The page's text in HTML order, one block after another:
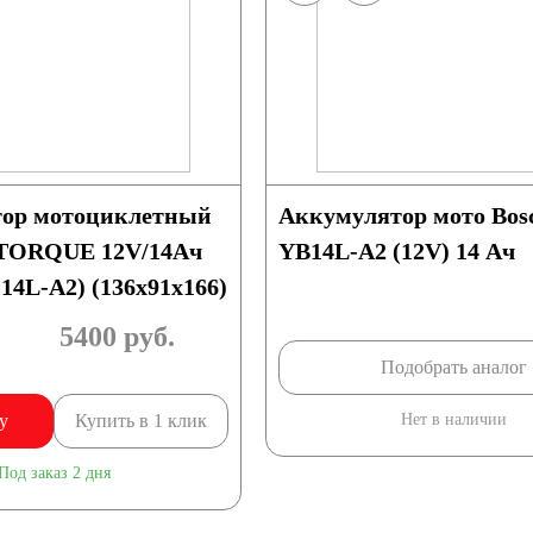
мотоциклетный
12V/14Ач
A2) (136х91х166)
5400 руб.
Купить в 1 клик
заказ 2 дня
Аккумулятор мото
YB14L-A2 (12V) 14 Ач
Подобрать аналог
Нет в наличии